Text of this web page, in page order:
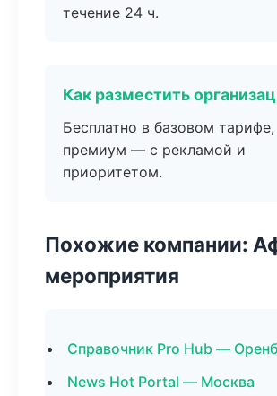
течение 24 ч.
Как разместить
Бесплатно в базовом тарифе,
премиум — с рекламой и
приоритетом.
Похожие компании:
мероприятия
Справочник Pro Hub —
News Hot Portal — Москва